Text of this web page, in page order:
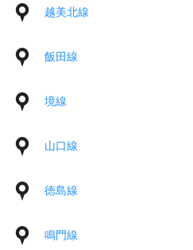
越美北線
飯田線
境線
山口線
徳島線
鳴門線